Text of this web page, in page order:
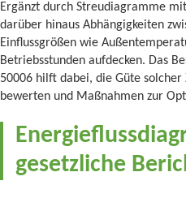
Ergänzt durch Streudiagramme
darüber hinaus Abhängigkeiten
Einflussgrößen wie
Betriebsstunden aufdecken. Das
50006 hilft dabei, die Güte solcher
bewerten und Maßnahmen zur
gesetzliche